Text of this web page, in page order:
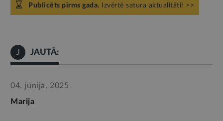
Publicēts pirms gada. Izvērtē satura aktualitāti! >>
J JAUTĀ:
04. jūnijā, 2025
Marija